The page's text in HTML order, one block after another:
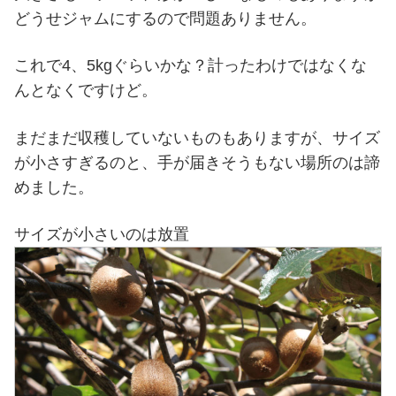
どうせジャムにするので問題ありません。
これで4、5kgぐらいかな？計ったわけではなくな
んとなくですけど。
まだまだ収穫していないものもありますが、サイズ
が小さすぎるのと、手が届きそうもない場所のは諦
めました。
サイズが小さいのは放置